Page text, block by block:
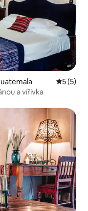
5 (5)
a vířivka